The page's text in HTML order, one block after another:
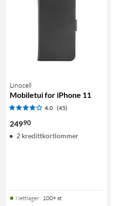
Linocell
Mobiletui for iPhone 11
4.0 (45)
24990
2 kredittkortlommer
Nettlager: 100+ st